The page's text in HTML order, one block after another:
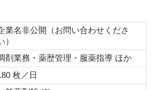
業名非公開（お問い合わせくださ
）
剤業務・薬歴管理・服薬指導 ほか
枚／日